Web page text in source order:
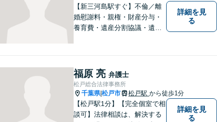
い。
【新三河島駅すぐ】不倫／離
婚慰謝料・親権・財産分与・
養育費・遺産分割協議・遺言
が丁寧に対応します。弁護士
は敷居が高いと感じておられ
る方はぜひご相談ください。
詳細を見
る
福原 亮 弁護士
松戸総合法律事務所
千葉県|松戸市 松戸駅 から徒歩1分
【松戸駅1分】【完全個室で相
談可】法律相談は、解決する
詳細を見
る